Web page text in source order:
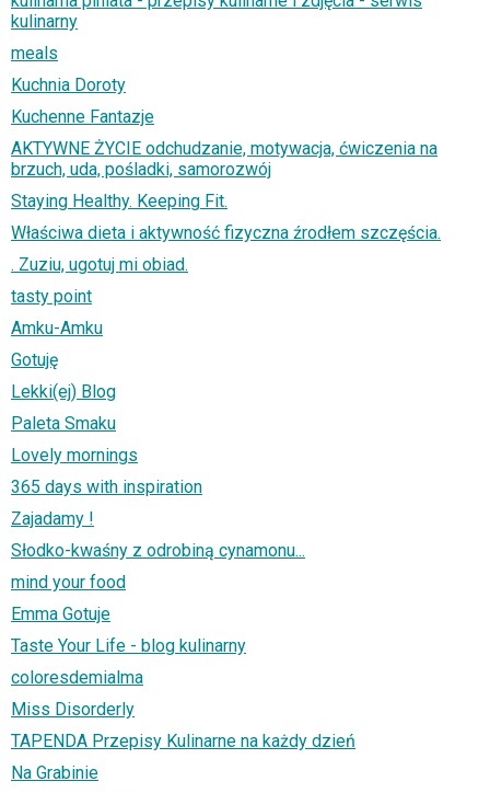
kulinarny
meals
Kuchnia Doroty
Kuchenne Fantazje
AKTYWNE ŻYCIE odchudzanie, motywacja, ćwiczenia na
brzuch, uda, pośladki, samorozwój
Staying Healthy. Keeping Fit.
Właściwa dieta i aktywność fizyczna źrodłem szczęścia.
. Zuziu, ugotuj mi obiad.
tasty point
Amku-Amku
Gotuję
Lekki(ej) Blog
Paleta Smaku
Lovely mornings
365 days with inspiration
Zajadamy !
Słodko-kwaśny z odrobiną cynamonu...
mind your food
Emma Gotuje
Taste Your Life - blog kulinarny
coloresdemialma
Miss Disorderly
TAPENDA Przepisy Kulinarne na każdy dzień
Na Grabinie